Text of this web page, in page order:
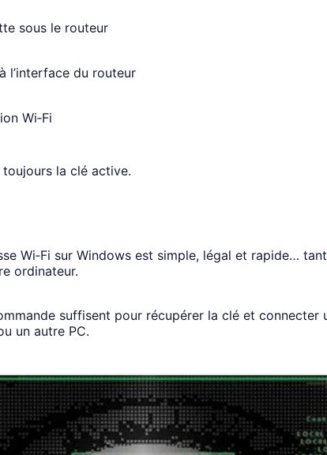
sous le routeur
l’interface du routeur
Wi‑Fi
la clé active.
Wi‑Fi sur Windows est simple, légal et rapide…
ordinateur.
suffisent pour récupérer la clé et connecter
un autre PC.